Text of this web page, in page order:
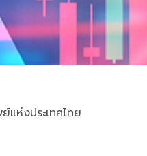
แห่งประเทศไทย